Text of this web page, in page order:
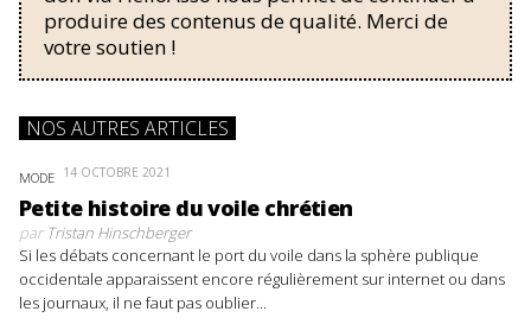
produire des contenus de qualité. Merci de
votre soutien !
NOS AUTRES ARTICLES
MODE 14 OCTOBRE 2021
Petite histoire du voile chrétien
parTristan Hinschberger
Si les débats concernant le port du voile dans la sphère publique
occidentale apparaissent encore régulièrement sur internet ou dans
les journaux, il ne faut pas oublier...